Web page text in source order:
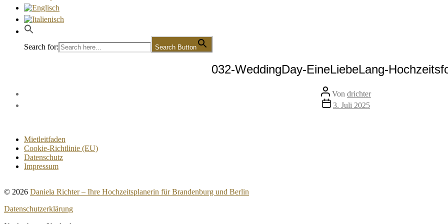
Search for: Search Button
032-WeddingDay-EineLiebeLang-
Beitragsautor
Von drichter
Veröffentlichungsdatum
3. Juli 2025
Mietleitfaden
Cookie-Richtlinie (EU)
Datenschutz
Impressum
© 2026 Daniela Richter – Ihre Hochzeitsplanerin für Brandenburg und Berlin
Datenschutzerklärung